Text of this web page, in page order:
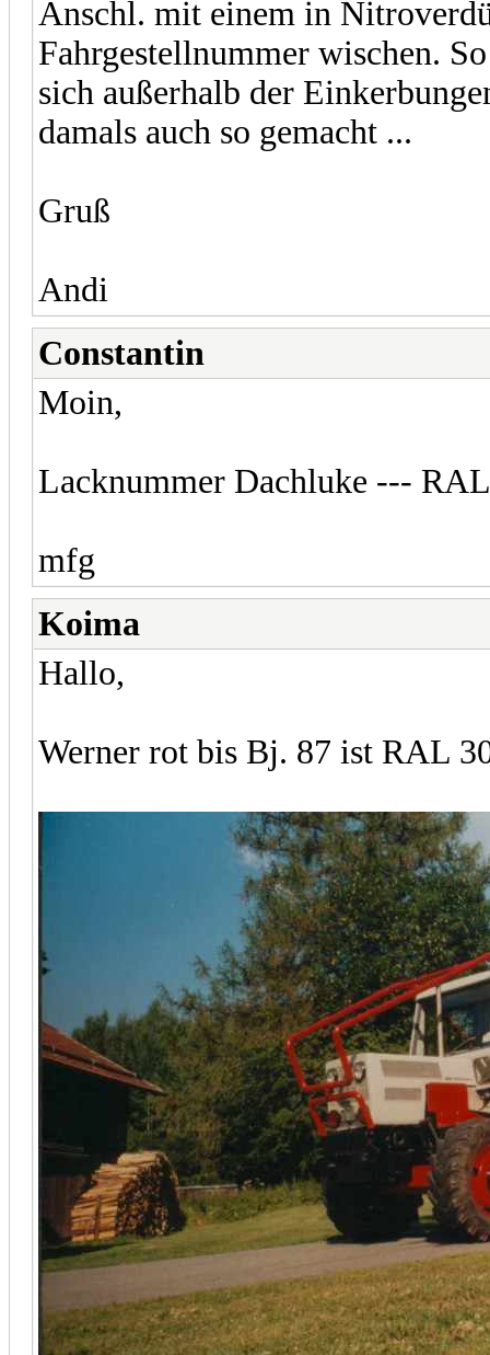
Anschl. mit einem in
Fahrgestellnummer wischen.
sich außerhalb der
damals auch so gemacht ...
Gruß
Andi
Constantin
Moin,
Lacknummer Dachluke ---
mfg
Koima
Hallo,
Werner rot bis Bj. 87 ist RAL